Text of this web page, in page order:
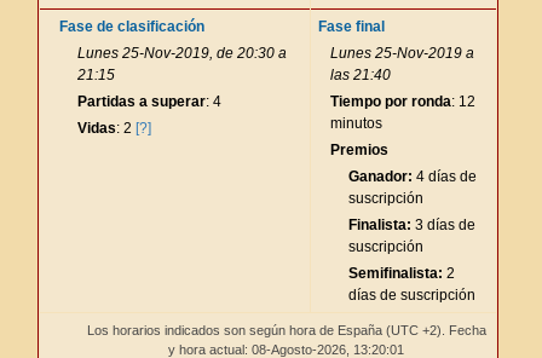
Fase de clasificación
Lunes 25-Nov-2019, de 20:30 a
21:15
Partidas a superar: 4
Vidas: 2 [?]
Fase final
Lunes 25-Nov-2019 a
las 21:40
Tiempo por ronda: 12
minutos
Premios
Ganador: 4 días de
suscripción
Finalista: 3 días de
suscripción
Semifinalista: 2
días de suscripción
Los horarios indicados son según hora de España (UTC +2). Fecha
y hora actual: 08-Agosto-2026, 13:20:01